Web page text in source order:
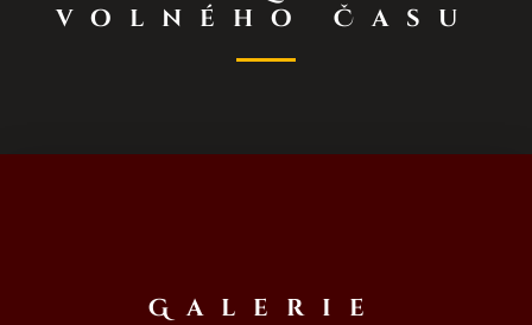
volného Času
Galerie